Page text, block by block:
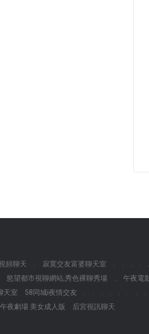
頻聊天 寂寞交友富婆聊天室
慾望都市視聊網站,秀色裸聊秀場 午夜電
天室 58同城i夜情交友
夜劇場 美女成人版 后宮視訊聊天